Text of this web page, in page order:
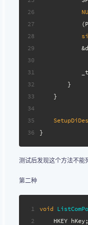
26
27
28
29
30
31
32
33
34
35
36
        }
    }
}
测试后发现这个方法不能
第二种
1
2
void
    HKEY hKey;